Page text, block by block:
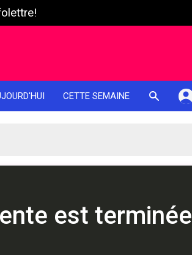
CETTE SEMAINE
est terminée